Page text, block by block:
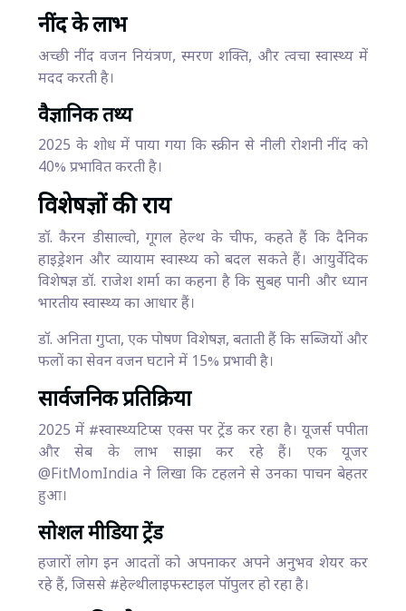
नींद के लाभ
अच्छी नींद वजन नियंत्रण, स्मरण शक्ति, और त्वचा स्वास्थ्य में
मदद करती है।
वैज्ञानिक तथ्य
2025 के शोध में पाया गया कि स्क्रीन से नीली रोशनी नींद को
40% प्रभावित करती है।
विशेषज्ञों की राय
डॉ. कैरन डीसाल्वो, गूगल हेल्थ के चीफ, कहते हैं कि दैनिक
हाइड्रेशन और व्यायाम स्वास्थ्य को बदल सकते हैं। आयुर्वेदिक
विशेषज्ञ डॉ. राजेश शर्मा का कहना है कि सुबह पानी और ध्यान
भारतीय स्वास्थ्य का आधार हैं।
डॉ. अनिता गुप्ता, एक पोषण विशेषज्ञ, बताती हैं कि सब्जियों और
फलों का सेवन वजन घटाने में 15% प्रभावी है।
सार्वजनिक प्रतिक्रिया
2025 में #स्वास्थ्यटिप्स एक्स पर ट्रेंड कर रहा है। यूजर्स पपीता
और सेब के लाभ साझा कर रहे हैं। एक यूजर
@FitMomIndia ने लिखा कि टहलने से उनका पाचन बेहतर
हुआ।
सोशल मीडिया ट्रेंड
हजारों लोग इन आदतों को अपनाकर अपने अनुभव शेयर कर
रहे हैं, जिससे #हेल्थीलाइफस्टाइल पॉपुलर हो रहा है।